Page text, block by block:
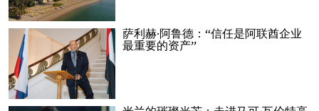
萨利赫·阿鲁德：“信任是阿联酋企业
最重要的资产”